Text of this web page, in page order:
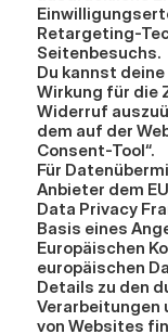
Retargeting-
Seitenbesuchs.
Du kannst
Wirkung für die
Widerruf
dem auf der
Consent-Tool“.
Für
Anbieter dem
Data Privacy
Basis eines
Europäischen
europäischen
Details zu den
Verarbeitungen